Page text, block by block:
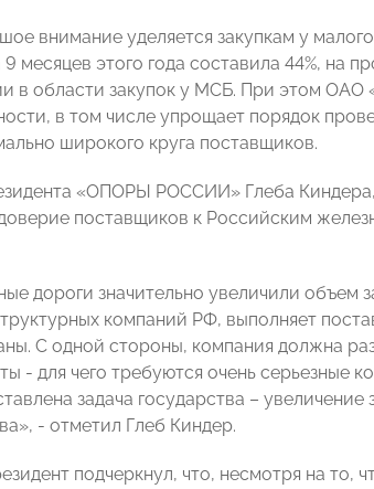
внимание уделяется закупкам у
месяцев этого года составила 44%, на
в области закупок у МСБ. При этом ОАО
в том числе упрощает порядок
широкого круга поставщиков.
«ОПОРЫ РОССИИ» Глеба
поставщиков к Российским
дороги значительно увеличили
компаний РФ, выполняет
С одной стороны, компания должна
- для чего требуются очень серьезные
задача государства – увеличение
- отметил Глеб Киндер.
подчеркнул, что, несмотря на то,